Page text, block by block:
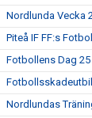
Nordlunda Vecka
Piteå IF FF:s
Fotbollens Dag 25
Nordlundas